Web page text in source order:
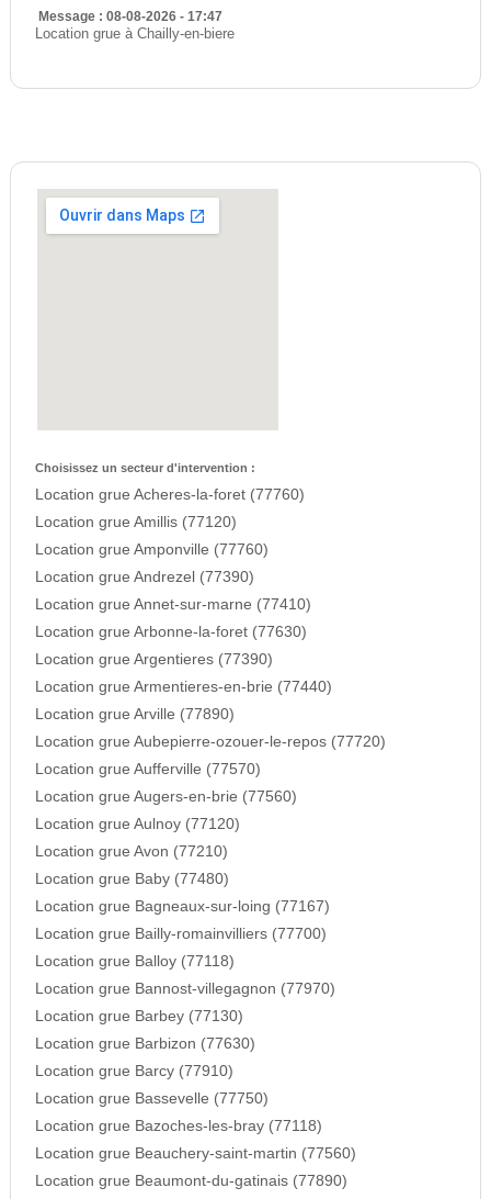
Message : 08-08-2026 - 17:47
Location grue à Chailly-en-biere
Choisissez un secteur d'intervention :
Location grue Acheres-la-foret (77760)
Location grue Amillis (77120)
Location grue Amponville (77760)
Location grue Andrezel (77390)
Location grue Annet-sur-marne (77410)
Location grue Arbonne-la-foret (77630)
Location grue Argentieres (77390)
Location grue Armentieres-en-brie (77440)
Location grue Arville (77890)
Location grue Aubepierre-ozouer-le-repos (77720)
Location grue Aufferville (77570)
Location grue Augers-en-brie (77560)
Location grue Aulnoy (77120)
Location grue Avon (77210)
Location grue Baby (77480)
Location grue Bagneaux-sur-loing (77167)
Location grue Bailly-romainvilliers (77700)
Location grue Balloy (77118)
Location grue Bannost-villegagnon (77970)
Location grue Barbey (77130)
Location grue Barbizon (77630)
Location grue Barcy (77910)
Location grue Bassevelle (77750)
Location grue Bazoches-les-bray (77118)
Location grue Beauchery-saint-martin (77560)
Location grue Beaumont-du-gatinais (77890)